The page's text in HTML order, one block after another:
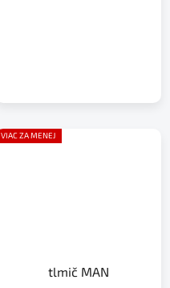
VIAC ZA MENEJ
tlmič MAN